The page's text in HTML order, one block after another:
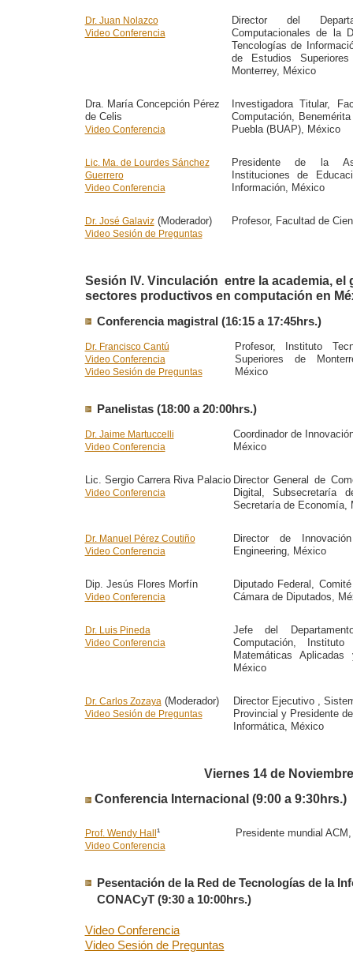
Dr. Juan Nolazco
Video Conferencia
Director del
Computacionales de la
Tencologías de
de Estudios
Monterrey, México
Dra. María Concepción Pérez
de Celis
Video Conferencia
Investigadora Titular,
Computación,
Puebla (BUAP), México
Lic. Ma. de Lourdes Sánchez
Guerrero
Video Conferencia
Presidente de la
Instituciones de
Información, México
Dr. José Galaviz(Moderador)
Video Sesión de Preguntas
Profesor, Facultad de
Sesión IV. Vinculación entre la academia, el
sectores productivos en computación en
Conferencia magistral (16:15 a 17:45hrs.)
Dr. Francisco Cantú
Video Conferencia
Video Sesión de Preguntas
Profesor, Instituto
Superiores de
México
Panelistas (18:00 a 20:00hrs.)
Dr. Jaime Martuccelli
Video Conferencia
Coordinador de
México
Lic. Sergio Carrera Riva Palacio
Video Conferencia
Director General de
Digital, Subsecretaría
Secretaría de Economía,
Dr. Manuel Pérez Coutiño
Video Conferencia
Director de
Engineering, México
Dip. Jesús Flores Morfín
Video Conferencia
Diputado Federal,
Cámara de Diputados,
Dr. Luis Pineda
Video Conferencia
Jefe del
Computación,
Matemáticas
México
Dr. Carlos Zozaya(Moderador)
Video Sesión de Preguntas
Director Ejecutivo ,
Provincial y Presidente
Informática, México
Viernes 14 de Noviembre
Conferencia Internacional (9:00 a 9:30hrs.)
Prof. Wendy Hall ¹
Video Conferencia
Presidente mundial
Pesentación de la Red de Tecnologías de la
CONACyT (9:30 a 10:00hrs.)
Video Conferencia
Video Sesión de Preguntas